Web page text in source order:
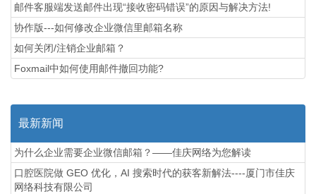
邮件客服端发送邮件出现“接收密码错误”的原因与解决方法!
协作版---如何修改企业微信里邮箱名称
如何关闭/注销企业邮箱？
Foxmail中如何使用邮件撤回功能?
最新新闻
为什么企业需要企业微信邮箱？——佳庆网络为您解读
口腔医院做 GEO 优化，AI 搜索时代的获客新解法----厦门市佳庆
网络科技有限公司